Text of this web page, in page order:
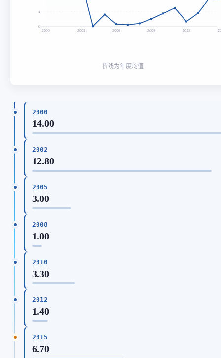
4
0
2000 2003 2006 2009 2012
折线为年度均值
2000
14.00
2002
12.80
2005
3.00
2008
1.00
2010
3.30
2012
1.40
2015
6.70